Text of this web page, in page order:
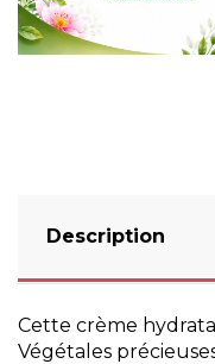
Description
Cette crème
Végétales